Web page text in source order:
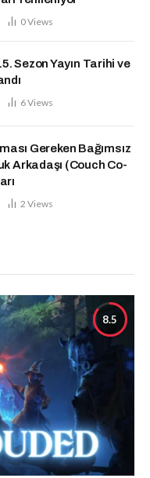
0Views
Sezon Yayın Tarihi ve
6Views
Gereken Bağımsız
Arkadaşı (Couch Co-
2 Views
8.5